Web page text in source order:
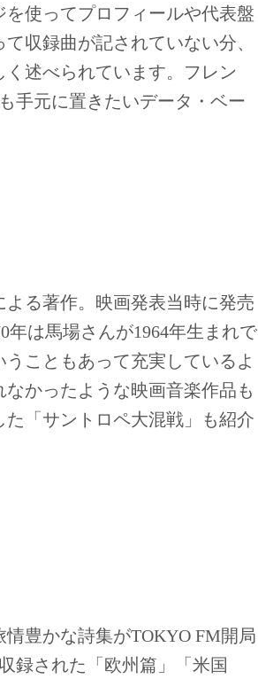
使ってプロフィールや代表盤
収録曲が記されていない分、
述べられています。フレン
手元に置きたいデータ・ベー
る著作。映画発表当時に発売
年は馬場さんが1964年生まれで
こともあって充実しているよ
かったような映画音楽作品も
「サントロペ大混戦」も紹介
豊かな詩集がTOKYO FM開局
録された「欧州篇」「米国